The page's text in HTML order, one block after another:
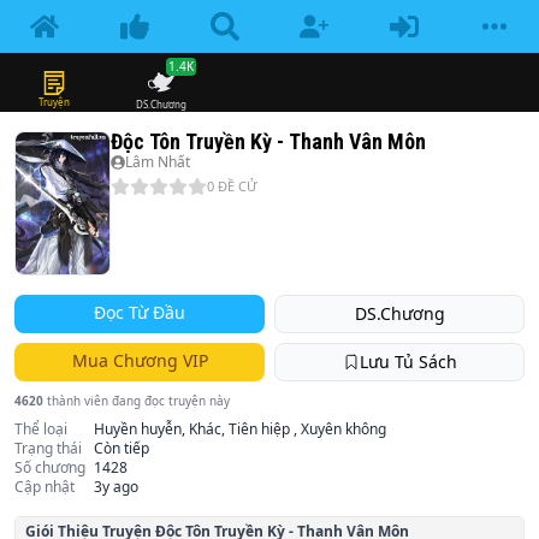
Truyện DS.Chương
1.4K
Độc Tôn Truyền Kỳ - Thanh Vân Môn
Lâm Nhất
0 ĐỀ CỬ
Đọc Từ Đầu DS.Chương
Mua Chương VIP Lưu Tủ Sách
4620 thành viên đang đọc truyện này
Thể loại
Huyền huyễn, Khác, Tiên hiệp , Xuyên không
Trạng thái
Còn tiếp
Số chương 1428
Cập nhật
3y ago
Giói Thiệu Truyện Độc Tôn Truyền Kỳ - Thanh Vân Môn